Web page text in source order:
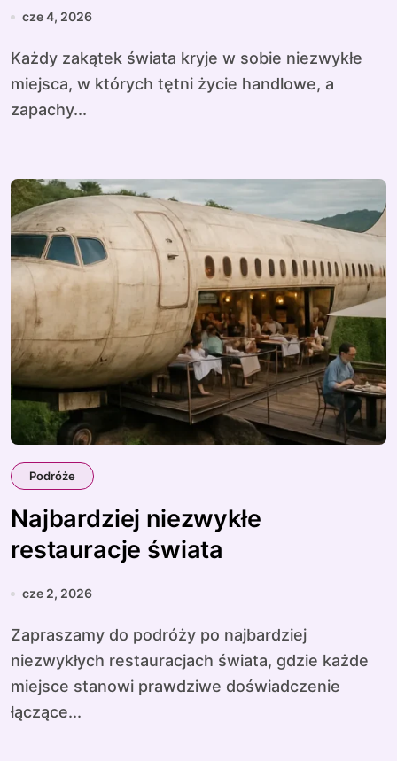
cze 4, 2026
Każdy zakątek świata kryje w sobie niezwykłe
miejsca, w których tętni życie handlowe, a
zapachy...
Podróże
Najbardziej niezwykłe
restauracje świata
cze 2, 2026
Zapraszamy do podróży po najbardziej
niezwykłych restauracjach świata, gdzie każde
miejsce stanowi prawdziwe doświadczenie
łączące...